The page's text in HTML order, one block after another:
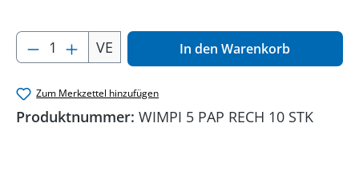
Produkt Anzahl: Gib den gewünschten
VE In den Warenkorb
Zum Merkzettel hinzufügen
Produktnummer: WIMPI 5 PAP RECH 10 STK